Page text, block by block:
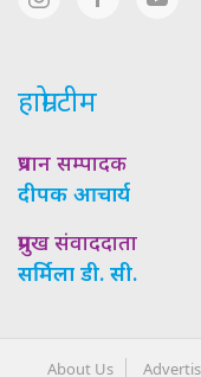
हाम्रो टीम
प्रधान सम्पादक
दीपक आचार्य
प्रमुख संवाददाता
सर्मिला डी. सी.
About Us